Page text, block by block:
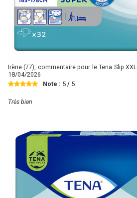
Irène (77), commentaire pour le Tena Slip
18/04/2026
Note : 5 / 5
Très bien